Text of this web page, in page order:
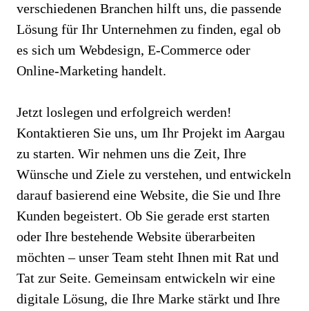
verschiedenen Branchen hilft uns, die passende
Lösung für Ihr Unternehmen zu finden, egal ob
es sich um Webdesign, E-Commerce oder
Online-Marketing handelt.
Jetzt loslegen und erfolgreich werden!
Kontaktieren Sie uns, um Ihr Projekt im Aargau
zu starten. Wir nehmen uns die Zeit, Ihre
Wünsche und Ziele zu verstehen, und entwickeln
darauf basierend eine Website, die Sie und Ihre
Kunden begeistert. Ob Sie gerade erst starten
oder Ihre bestehende Website überarbeiten
möchten – unser Team steht Ihnen mit Rat und
Tat zur Seite. Gemeinsam entwickeln wir eine
digitale Lösung, die Ihre Marke stärkt und Ihre